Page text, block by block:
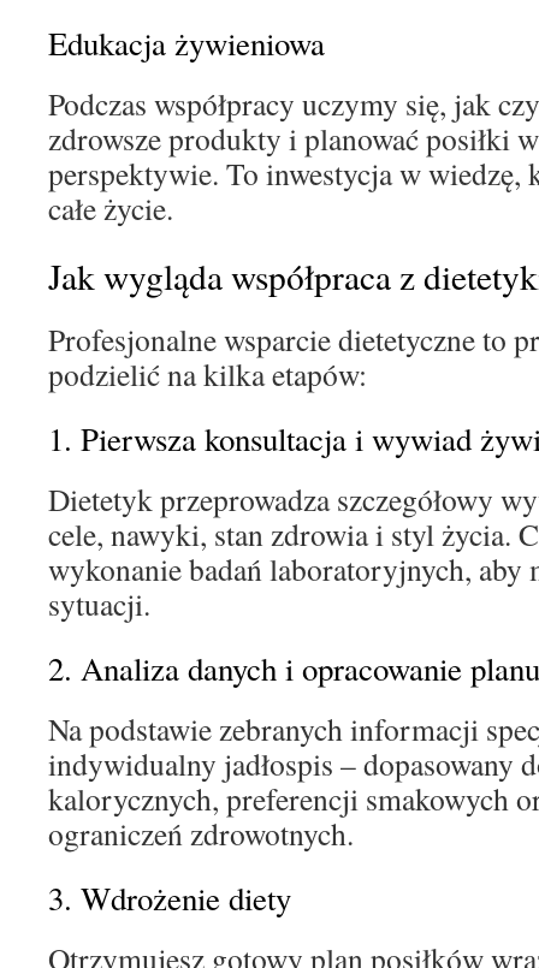
Edukacja żywieniowa
Podczas współpracy uczymy się, jak
zdrowsze produkty i planować posiłki
perspektywie. To inwestycja w wiedzę,
całe życie.
Jak wygląda współpraca z
Profesjonalne wsparcie dietetyczne to
podzielić na kilka etapów:
1. Pierwsza konsultacja i wywiad
Dietetyk przeprowadza szczegółowy
cele, nawyki, stan zdrowia i styl życia.
wykonanie badań laboratoryjnych, aby
sytuacji.
2. Analiza danych i opracowanie planu
Na podstawie zebranych informacji
indywidualny jadłospis – dopasowany
kalorycznych, preferencji smakowych
ograniczeń zdrowotnych.
3. Wdrożenie diety
Otrzymujesz gotowy plan posiłków